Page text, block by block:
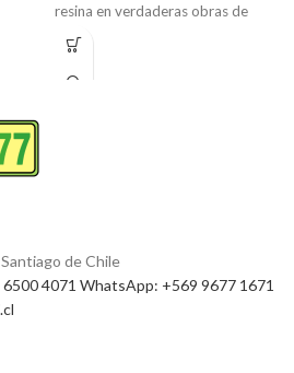
resina en verdaderas obras de
de Chile
4071 WhatsApp: +569 9677 1671